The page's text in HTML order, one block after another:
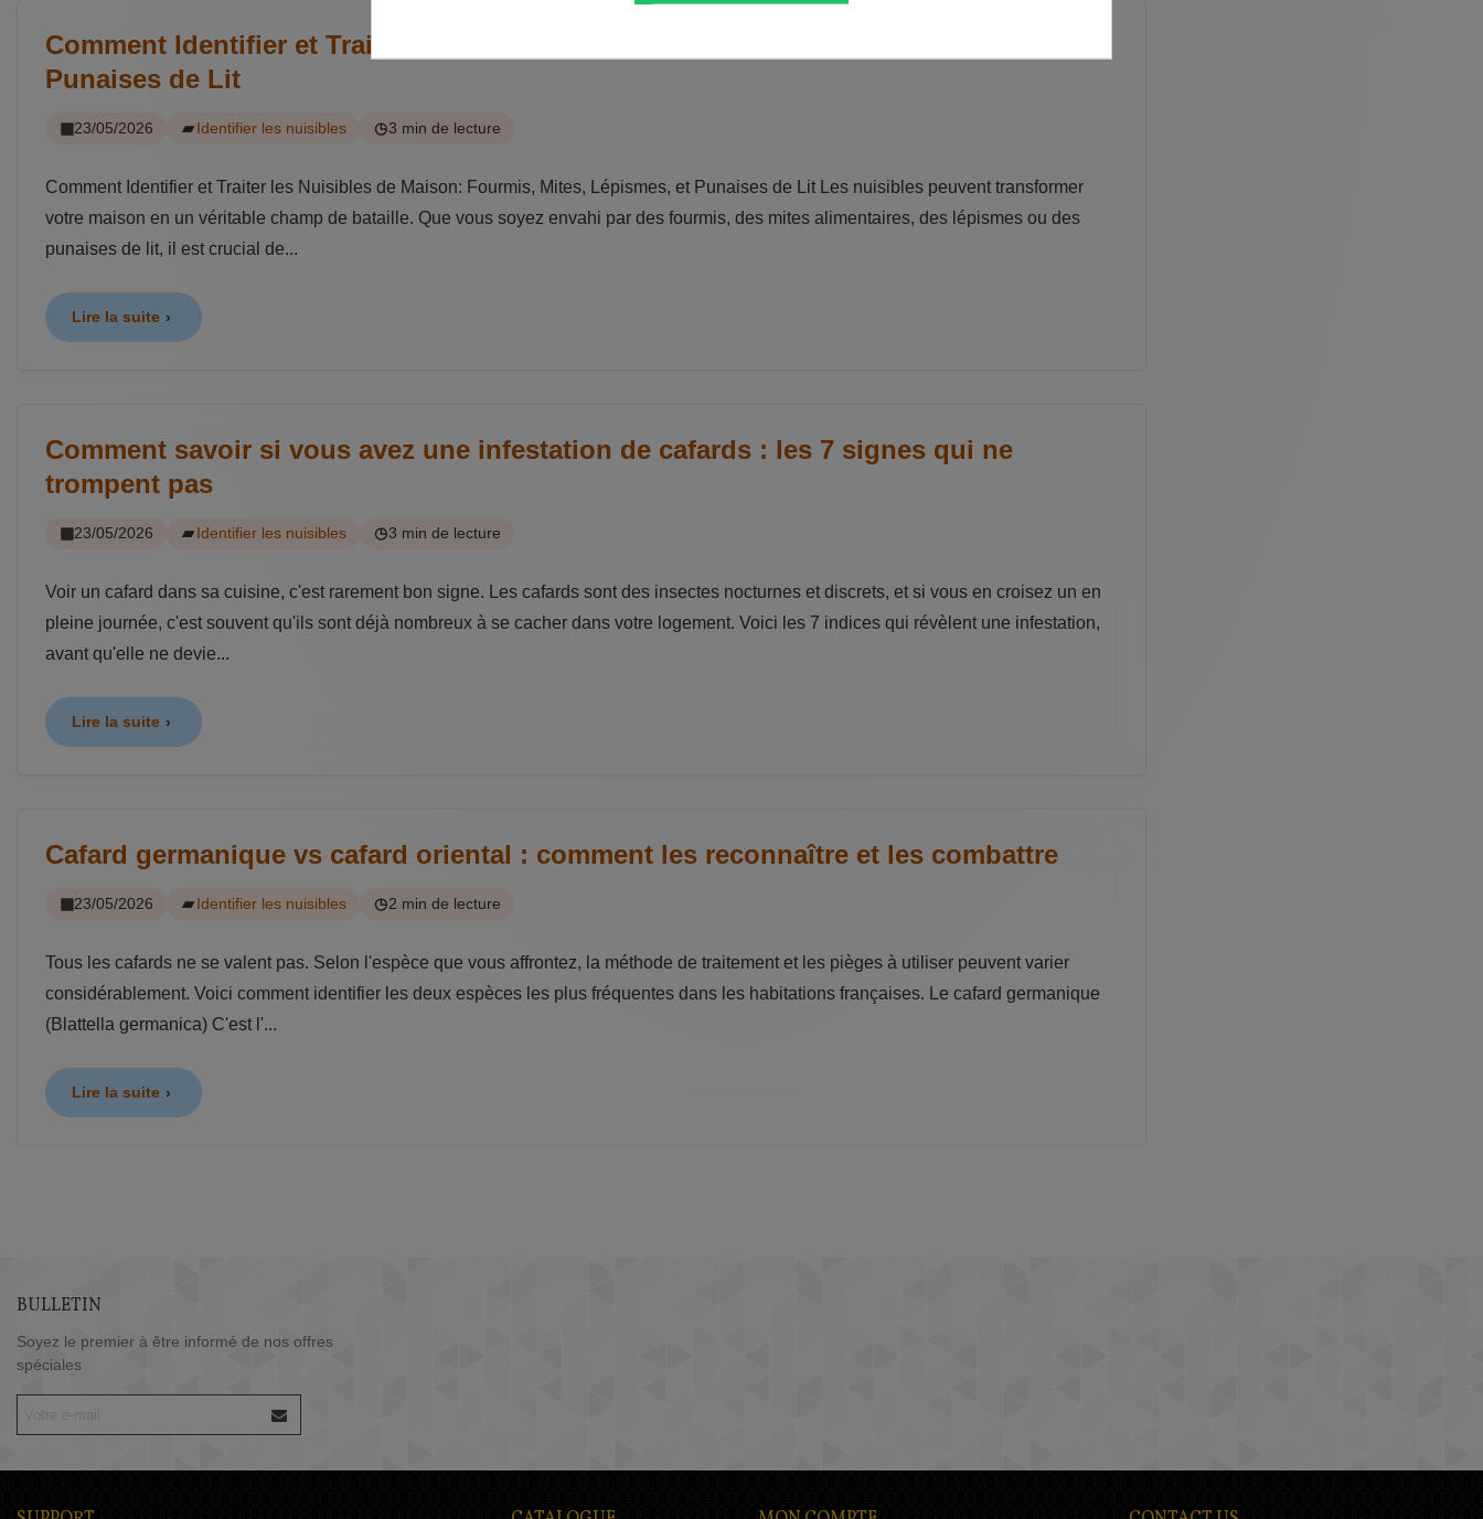
Comment Identifier et Traiter les Nuisibles de Maison: Fourmis, Mites, Lépismes, et
Punaises de Lit
23/05/2026 Identifier les nuisibles 3 min de lecture
Comment Identifier et Traiter les Nuisibles de Maison: Fourmis, Mites, Lépismes, et Punaises de Lit Les nuisibles peuvent transformer
votre maison en un véritable champ de bataille. Que vous soyez envahi par des fourmis, des mites alimentaires, des lépismes ou des
punaises de lit, il est crucial de...
Lire la suite
Comment savoir si vous avez une infestation de cafards : les 7 signes qui ne
trompent pas
23/05/2026 Identifier les nuisibles 3 min de lecture
Voir un cafard dans sa cuisine, c'est rarement bon signe. Les cafards sont des insectes nocturnes et discrets, et si vous en croisez un en
pleine journée, c'est souvent qu'ils sont déjà nombreux à se cacher dans votre logement. Voici les 7 indices qui révèlent une infestation,
avant qu'elle ne devie...
Lire la suite
Cafard germanique vs cafard oriental : comment les reconnaître et les combattre
23/05/2026 Identifier les nuisibles 2 min de lecture
Tous les cafards ne se valent pas. Selon l'espèce que vous affrontez, la méthode de traitement et les pièges à utiliser peuvent varier
considérablement. Voici comment identifier les deux espèces les plus fréquentes dans les habitations françaises. Le cafard germanique
(Blattella germanica) C'est l'...
Lire la suite
BULLETIN
Soyez le premier à être informé de nos offres
spéciales